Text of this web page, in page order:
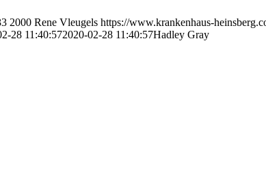
2000 Rene Vleugels https://www.krankenhaus-
28 11:40:572020-02-28 11:40:57Hadley Gray